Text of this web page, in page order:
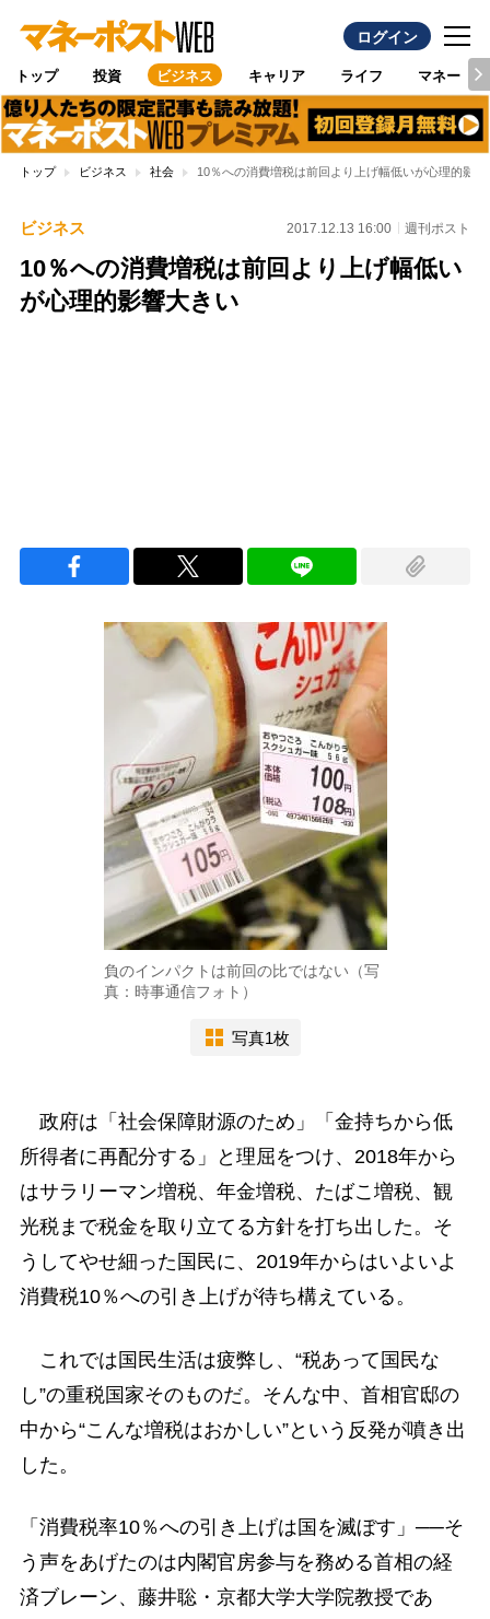
ログイン
トップ 投資 ビジネス キャリア ライフ マネー
トップ ビジネス 社会 10％への消費増税は前回より上げ幅低いが心理的影響
ビジネス 2017.12.13 16:00 週刊ポスト
10％への消費増税は前回より上げ幅低い
が心理的影響大きい
負のインパクトは前回の比ではない（写
真：時事通信フォト）
写真1枚
政府は「社会保障財源のため」「金持ちから低
所得者に再配分する」と理屈をつけ、2018年から
はサラリーマン増税、年金増税、たばこ増税、観
光税まで税金を取り立てる方針を打ち出した。そ
うしてやせ細った国民に、2019年からはいよいよ
消費税10％への引き上げが待ち構えている。
これでは国民生活は疲弊し、“税あって国民な
し”の重税国家そのものだ。そんな中、首相官邸の
中から“こんな増税はおかしい”という反発が噴き出
した。
「消費税率10％への引き上げは国を滅ぼす」──そ
う声をあげたのは内閣官房参与を務める首相の経
済ブレーン、藤井聡・京都大学大学院教授であ